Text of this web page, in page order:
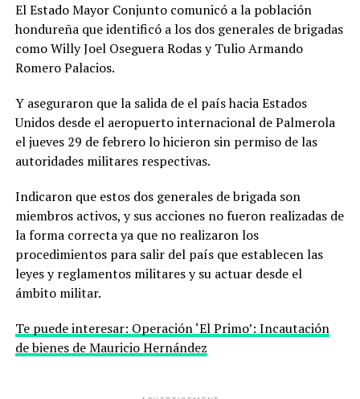
El Estado Mayor Conjunto comunicó a la población
hondureña que identificó a los dos generales de brigadas
como Willy Joel Oseguera Rodas y Tulio Armando
Romero Palacios.
Y aseguraron que la salida de el país hacia Estados
Unidos desde el aeropuerto internacional de Palmerola
el jueves 29 de febrero lo hicieron sin permiso de las
autoridades militares respectivas.
Indicaron que estos dos generales de brigada son
miembros activos, y sus acciones no fueron realizadas de
la forma correcta ya que no realizaron los
procedimientos para salir del país que establecen las
leyes y reglamentos militares y su actuar desde el
ámbito militar.
Te puede interesar: Operación ‘El Primo’: Incautación
de bienes de Mauricio Hernández